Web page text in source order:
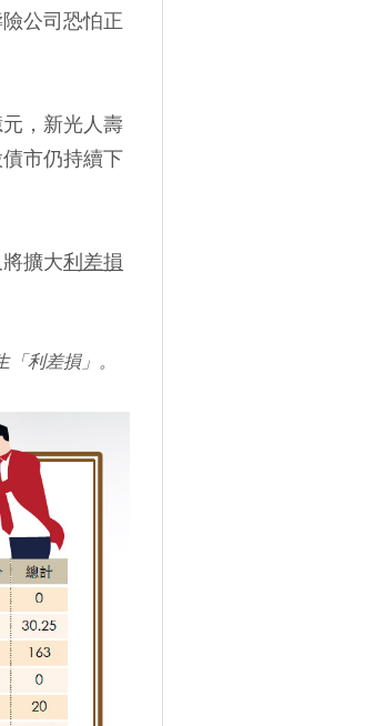
公司恐怕正
，新光人壽
市仍持續下
擴大利差損
利差損」。